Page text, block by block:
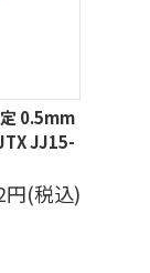
0.5mm
JJ15-
円(税込)